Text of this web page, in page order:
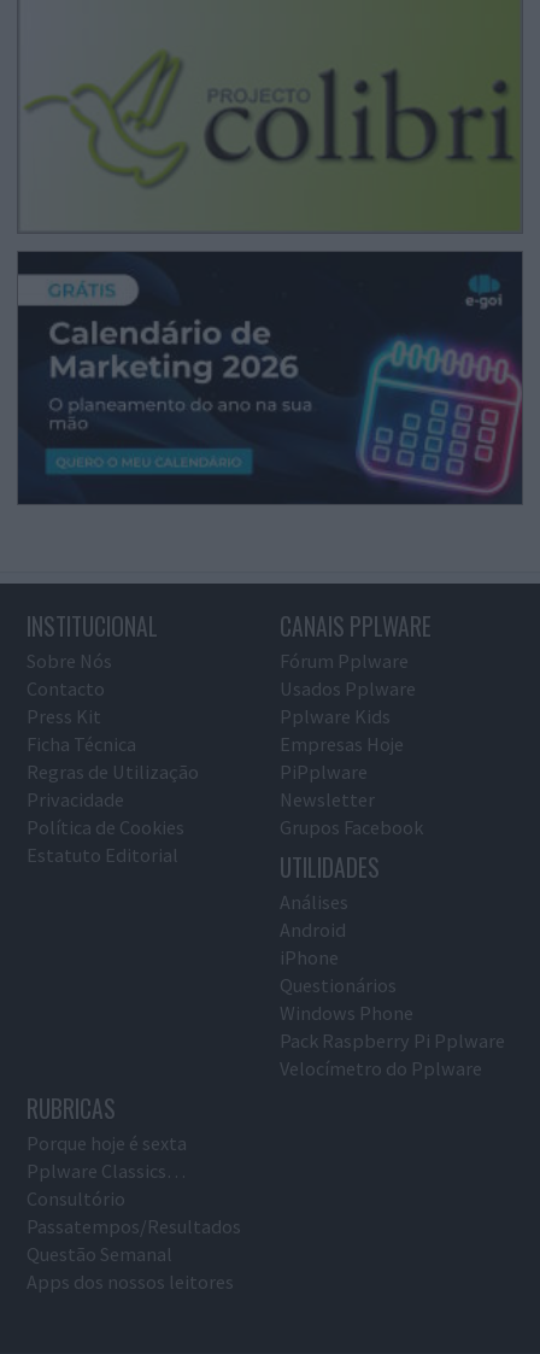
INSTITUCIONAL
Sobre Nós
Contacto
Press Kit
Ficha Técnica
Regras de Utilização
Privacidade
Política de Cookies
Estatuto Editorial
CANAIS PPLWARE
Fórum Pplware
Usados Pplware
Pplware Kids
Empresas Hoje
PiPplware
Newsletter
Grupos Facebook
UTILIDADES
Análises
Android
iPhone
Questionários
Windows Phone
Pack Raspberry Pi Pplware
Velocímetro do Pplware
RUBRICAS
Porque hoje é sexta
Pplware Classics…
Consultório
Passatempos/Resultados
Questão Semanal
Apps dos nossos leitores